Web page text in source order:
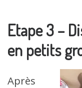
Etape 3 –
en petits
Après